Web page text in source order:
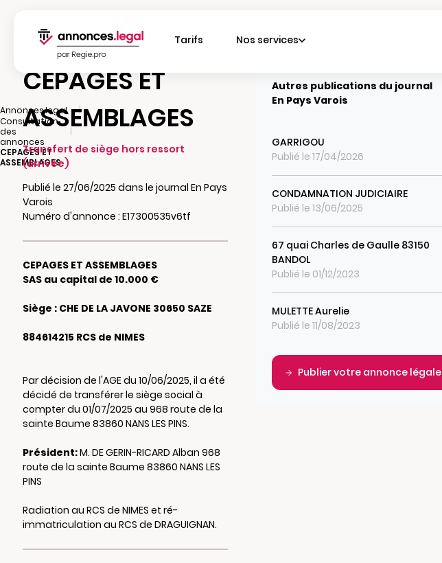
Tarifs Nos services
Annonces.legal
|
Consultation
des
annonces
|
CEPAGES ET
ASSEMBLAGES
CEPAGES ET
ASSEMBLAGES
Transfert de siège hors ressort
(arrivée)
Publié le 27/06/2025 dans le journal En Pays
Varois
Numéro d'annonce : E17300535v6tf
CEPAGES ET ASSEMBLAGES
SAS au capital de 10.000 €
Siège : CHE DE LA JAVONE 30650 SAZE
884614215 RCS de NIMES
Par décision de l'AGE du 10/06/2025, il a été
décidé de transférer le siège social à
compter du 01/07/2025 au 968 route de la
sainte Baume 83860 NANS LES PINS.
Président:M. DE GERIN-RICARD Alban 968
route de la sainte Baume 83860 NANS LES
PINS
Radiation au RCS de NIMES et ré-
immatriculation au RCS de DRAGUIGNAN.
Autres publications du journal
En Pays Varois
GARRIGOU
Publié le 17/04/2026
CONDAMNATION JUDICIAIRE
Publié le 13/06/2025
67 quai Charles de Gaulle 83150
BANDOL
Publié le 01/12/2023
MULETTE Aurelie
Publié le 11/08/2023
Publier votre annonce légale